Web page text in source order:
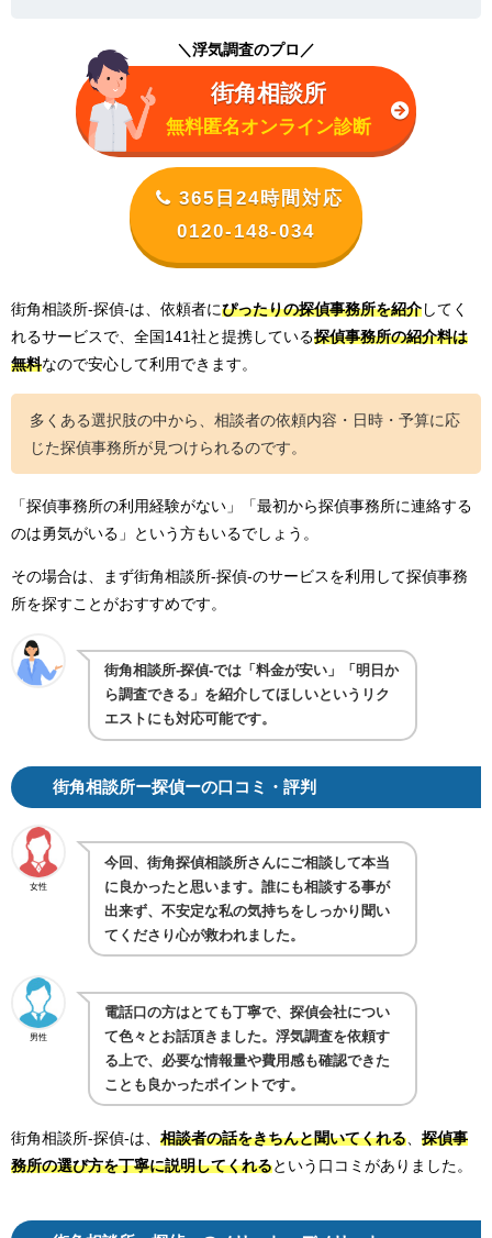
＼浮気調査のプロ／
街角相談所
無料匿名オンライン診断
365日24時間対応
0120-148-034
街角相談所-探偵-は、依頼者にぴったりの探偵事務所を紹介 してく
れるサービスで、全国141社と提携している探偵事務所の紹介料は
無料なので安心して利用できます。
多くある選択肢の中から、相談者の依頼内容・日時・予算に応
じた探偵事務所が見つけられるのです。
「探偵事務所の利用経験がない」「最初から探偵事務所に連絡する
のは勇気がいる」という方もいるでしょう。
その場合は、まず街角相談所-探偵-のサービスを利用して探偵事務
所を探すことがおすすめです。
街角相談所-探偵-では「料金が安い」「明日か
ら調査できる」を紹介してほしいというリク
エストにも対応可能です。
街角相談所ー探偵ーの口コミ・評判
女性
今回、街角探偵相談所さんにご相談して本当
に良かったと思います。誰にも相談する事が
出来ず、不安定な私の気持ちをしっかり聞い
てくださり心が救われました。
男性
電話口の方はとても丁寧で、探偵会社につい
て色々とお話頂きました。浮気調査を依頼す
る上で、必要な情報量や費用感も確認できた
ことも良かったポイントです。
街角相談所-探偵-は、 相談者の話をきちんと聞いてくれる
探偵事
務所の選び方を丁寧に説明してくれるという口コミがありました。